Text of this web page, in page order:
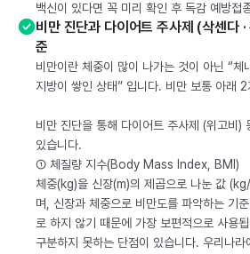
백신이 있다면 꼭 미리 확인 후 독감 예방접
비만 진단과 다이어트 주사제 (삭센다 ·
준
비만이란 체중이 많이 나가는 것이 아닌 “체
지방이 쌓인 상태” 입니다. 비만 보통 아래
비만 진단을 통해 다이어트 주사제 (위고비)
있습니다.
① 체질량 지수(Body Mass Index, BMI)
체중(kg)을 신장(m)의 제곱으로 나눈 값
며, 신장과 체중으로 비만도를 파악하는 기
로 하지 않기 때문에 가장 보편적으로 사용
구분하지 못하는 단점이 있습니다. 우리나